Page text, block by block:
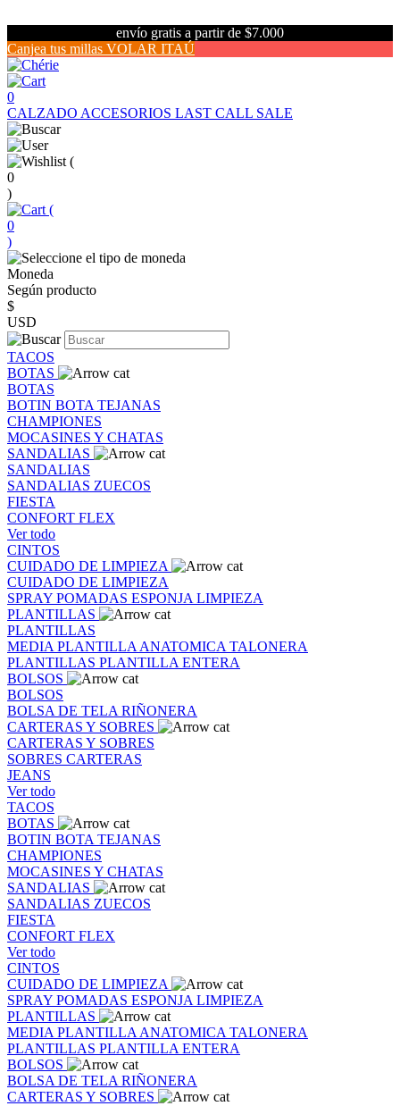
envío gratis a partir de $7.000
Canjea tus millas VOLAR ITAÚ
0
CALZADO ACCESORIOS LAST CALL SALE
(
0
)
(
0
)
Moneda
Según producto
$
USD
TACOS
BOTAS
BOTAS
BOTIN BOTA TEJANAS
CHAMPIONES
MOCASINES Y CHATAS
SANDALIAS
SANDALIAS
SANDALIAS ZUECOS
FIESTA
CONFORT FLEX
Ver todo
CINTOS
CUIDADO DE LIMPIEZA
CUIDADO DE LIMPIEZA
SPRAY POMADAS ESPONJA LIMPIEZA
PLANTILLAS
PLANTILLAS
MEDIA PLANTILLA ANATOMICA TALONERA
PLANTILLAS PLANTILLA ENTERA
BOLSOS
BOLSOS
BOLSA DE TELA RIÑONERA
CARTERAS Y SOBRES
CARTERAS Y SOBRES
SOBRES CARTERAS
JEANS
Ver todo
TACOS
BOTAS
BOTIN BOTA TEJANAS
CHAMPIONES
MOCASINES Y CHATAS
SANDALIAS
SANDALIAS ZUECOS
FIESTA
CONFORT FLEX
Ver todo
CINTOS
CUIDADO DE LIMPIEZA
SPRAY POMADAS ESPONJA LIMPIEZA
PLANTILLAS
MEDIA PLANTILLA ANATOMICA TALONERA
PLANTILLAS PLANTILLA ENTERA
BOLSOS
BOLSA DE TELA RIÑONERA
CARTERAS Y SOBRES